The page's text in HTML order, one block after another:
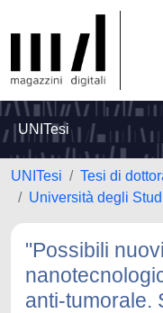
UNITesi
UNITesi
Tesi di
Università degli
"Possibili
anti-tumorale.